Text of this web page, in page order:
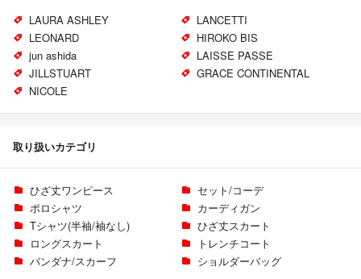
LAURA ASHLEY
LANCETTI
LEONARD
HIROKO BIS
jun ashida
LAISSE PASSE
JILLSTUART
GRACE CONTINENTAL
NICOLE
取り扱いカテゴリ
ひざ丈ワンピース
セット/コーデ
ポロシャツ
カーディガン
Tシャツ(半袖/袖なし)
ひざ丈スカート
ロングスカート
トレンチコート
バンダナ/スカーフ
ショルダーバッグ